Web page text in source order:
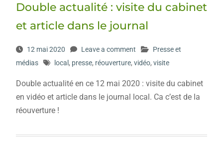
Double actualité : visite du cabinet
et article dans le journal
12 mai 2020 Leave a comment
Presse et
médias
local , presse, réouverture, vidéo, visite
Double actualité en ce 12 mai 2020 : visite du cabinet
en vidéo et article dans le journal local. Ca c’est de la
réouverture !